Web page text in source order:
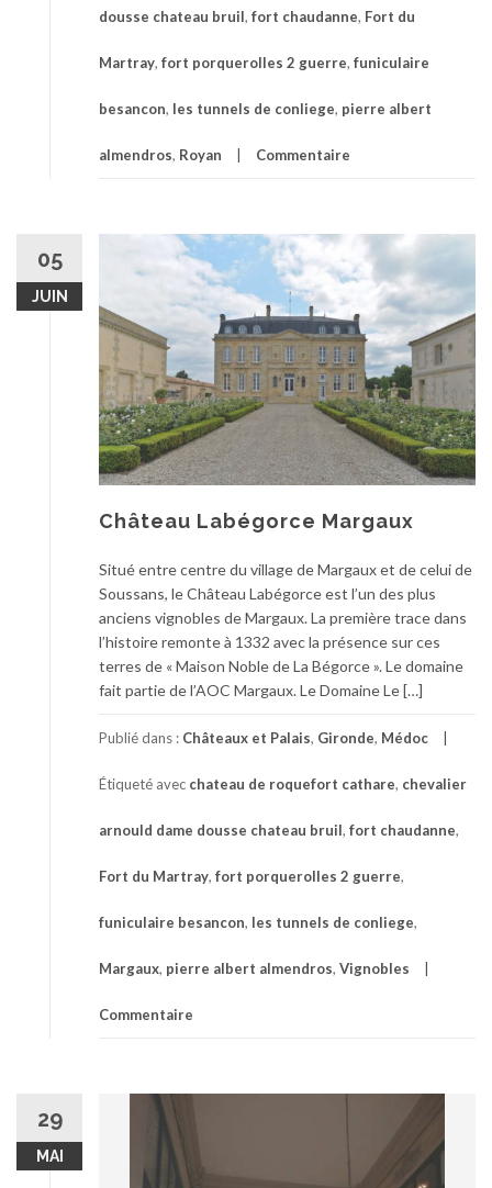
dousse chateau bruil, fort chaudanne, Fort du
Martray, fort porquerolles 2 guerre, funiculaire
besancon, les tunnels de conliege, pierre albert
almendros, Royan Commentaire
05
JUIN
Château Labégorce Margaux
Situé entre centre du village de Margaux et de celui de
Soussans, le Château Labégorce est l’un des plus
anciens vignobles de Margaux. La première trace dans
l’histoire remonte à 1332 avec la présence sur ces
terres de « Maison Noble de La Bégorce ». Le domaine
fait partie de l’AOC Margaux. Le Domaine Le […]
Publié dans : Châteaux et Palais, Gironde, Médoc
Étiqueté avec chateau de roquefort cathare, chevalier
arnould dame dousse chateau bruil, fort chaudanne,
Fort du Martray, fort porquerolles 2 guerre,
funiculaire besancon, les tunnels de conliege,
Margaux, pierre albert almendros, Vignobles
Commentaire
29
MAI